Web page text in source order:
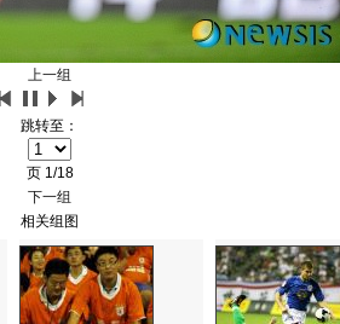
上一组
跳转至：
页 1/18
下一组
相关组图